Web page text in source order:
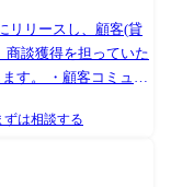
リリースし、顧客(貸
商談獲得を担っていた
ミュニ
ーションを取り課題
よる商談調整 ・見込
ずは相談する